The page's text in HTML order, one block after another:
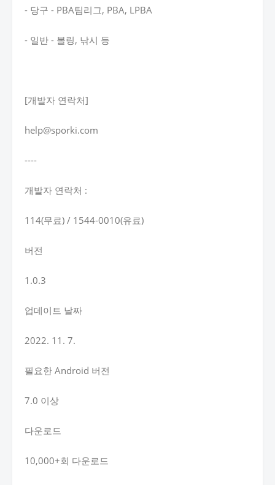
- 당구 - PBA팀리그, PBA, LPBA
- 일반 - 볼링, 낚시 등
[개발자 연락처]
help@sporki.com
----
개발자 연락처 :
114(무료) / 1544-0010(유료)
버전
1.0.3
업데이트 날짜
2022. 11. 7.
필요한 Android 버전
7.0 이상
다운로드
10,000+회 다운로드